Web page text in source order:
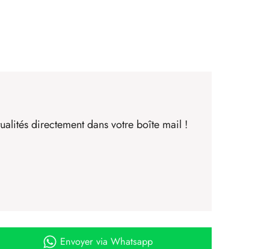
directement dans votre boîte mail !
Envoyervia Whatsapp